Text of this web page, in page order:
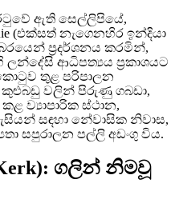
ඇති සෙල්ලිපියේ,
(එක්සත් නැගෙනහිර ඉන්දියා
ප්‍රදර්ශනය කරමින්,
ආධිපත්‍යය ප්‍රකාශයට
තුළ පරිපාලන
වලින් පිරුණු ගබඩා,
ව්‍යාපාරික ස්ථාන,
සඳහා නේවාසික නිවාස,
සපුරාලන පල්ලි අඩංගු විය.
ගලින් නිමවූ